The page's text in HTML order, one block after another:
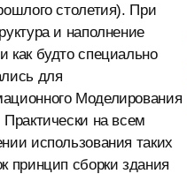
столетия). При
и наполнение
как будто специально
для
Моделирования
на всем
использования таких
принцип сборки здания